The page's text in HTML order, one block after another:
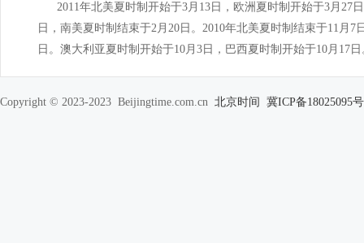
2011年北美夏时制开始于3月13日，欧洲夏时制开始于3月27
日，南美夏时制结束于2月20日。2010年北美夏时制结束于11月7
日。澳大利亚夏时制开始于10月3日，巴西夏时制开始于10月17日
Copyright © 2023-2023 Beijingtime.com.cn 北京时间 冀ICP备18025095